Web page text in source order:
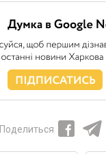
Поделиться